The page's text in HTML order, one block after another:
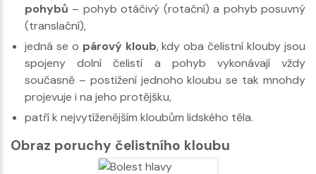
pohybů – pohyb otáčivý (rotační) a pohyb posuvný
(translační),
jedná se o párový kloub, kdy oba čelistní klouby jsou
spojeny dolní čelistí a pohyb vykonávají vždy
současně – postižení jednoho kloubu se tak mnohdy
projevuje i na jeho protějšku,
patří k nejvytíženějším kloubům lidského těla.
Obraz poruchy čelistního kloubu